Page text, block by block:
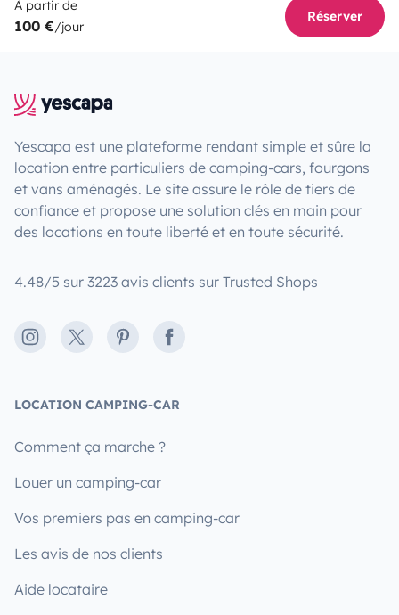
À partir de
100 €/jour
Réserver
Yescapa est une plateforme rendant simple et sûre la
location entre particuliers de camping-cars, fourgons
et vans aménagés. Le site assure le rôle de tiers de
confiance et propose une solution clés en main pour
des locations en toute liberté et en toute sécurité.
4.48/5 sur 3223 avis clients sur Trusted Shops
Instagram
X PinterestFacebook
LOCATION CAMPING-CAR
Comment ça marche ?
Louer un camping-car
Vos premiers pas en camping-car
Les avis de nos clients
Aide locataire